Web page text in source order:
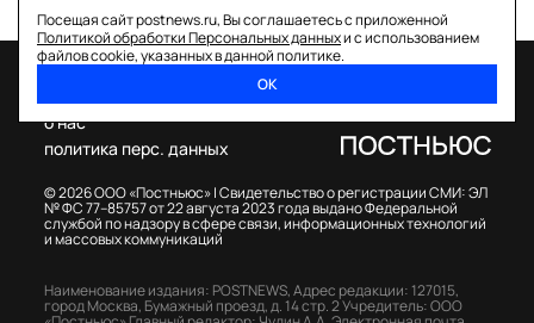
Посещая сайт postnews.ru, Вы соглашаетесь с приложенной
Политикой обработки Персональных данныхи с использованием
файлов cookie, указанных в данной политике.
ОК
© 2026 ООО «Постньюс» |Свидетельство о регистрации СМИ: ЭЛ
№ ФС 77–85757 от 22 августа 2023 года выдано Федеральной
службой по надзору в сфере связи, информационных технологий
и массовых коммуникаций
о нас
политика перс. данных
Наименование издания: POSTNEWS,Адрес редакции: 127015,
город Москва, Бумажный проезд, д. 14 стр. 2Учредитель: ООО